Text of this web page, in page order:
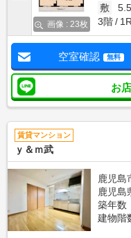
画像 : 23枚
敷
3階
1R
空室確認 無料
お
賃貸マンション
ｙ＆ｍ武
鹿児島
鹿児島
築年数
建物階